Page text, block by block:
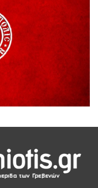
ύδρευσης
συναυλία
ταινία «Μικρές
για κλοπή
“Καστράκι”,